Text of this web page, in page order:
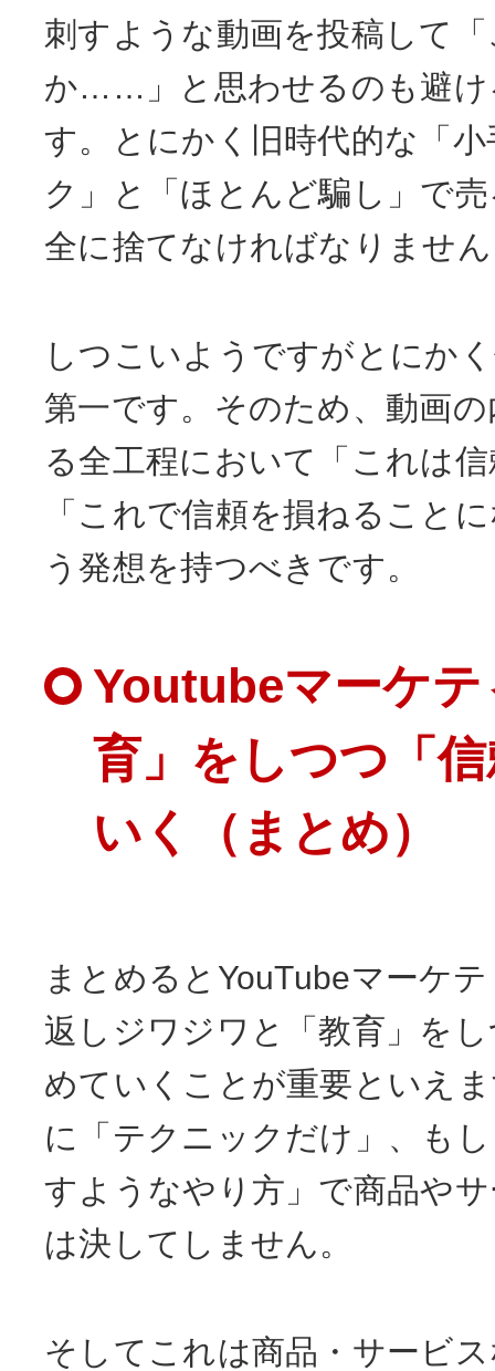
刺すような動画を投稿して
か……」と思わせるのも避け
す。とにかく旧時代的な「
ク」と「ほとんど騙し」で
全に捨てなければなりませ
しつこいようですがとにか
第一です。そのため、動画
る全工程において「これは
「これで信頼を損ねること
う発想を持つべきです。
Youtubeマーケ
育」をしつつ「
いく（まとめ）
まとめるとYouTubeマーケ
返しジワジワと「教育」を
めていくことが重要といえ
に「テクニックだけ」、も
すようなやり方」で商品や
は決してしません。
そしてこれは商品・サービ